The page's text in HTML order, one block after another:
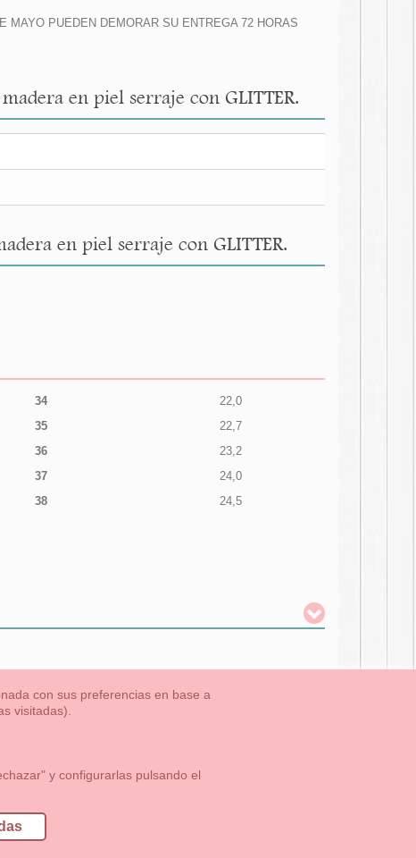
PUEDEN DEMORAR SU ENTREGA 72 HORAS
en piel serraje con GLITTER.
en piel serraje con GLITTER.
34
22,0
35
22,7
36
23,2
37
24,0
38
24,5
ULTIMAS TALLAS
con sus preferencias en base a
visitadas).
y configurarlas pulsando el